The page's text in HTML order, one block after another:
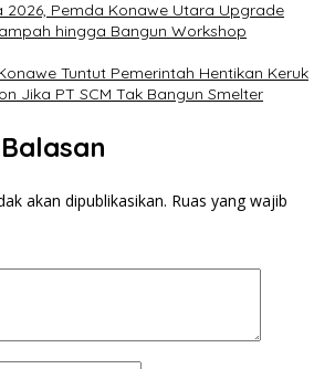
2026, Pemda Konawe Utara Upgrade
hingga Bangun Workshop
Tuntut Pemerintah Hentikan Keruk
Jika PT SCM Tak Bangun Smelter
akan dipublikasikan. Ruas yang wajib